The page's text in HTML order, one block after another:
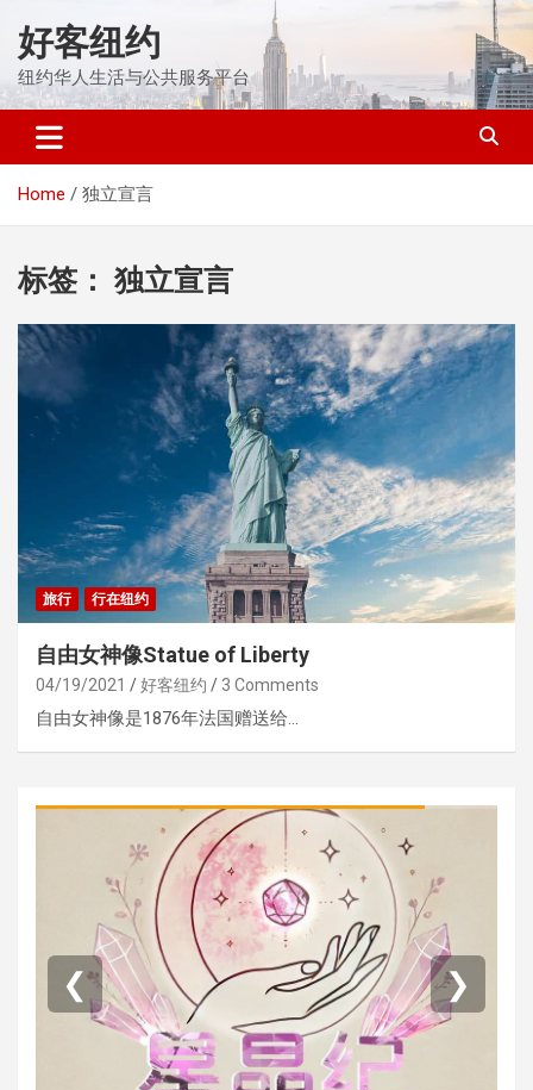
content
好客纽约
纽约华人生活与公共服务平台
Home 独立宣言
标签： 独立宣言
旅行 行在纽约
自由女神像Statue of Liberty
04/19/2021 好客纽约 3 Comments
自由女神像是1876年法国赠送给…
❮ ❯